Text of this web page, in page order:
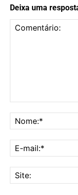
Deixa uma